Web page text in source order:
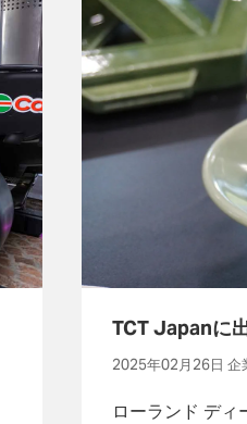
TCT Japanに
2025年02月26日 企
ローランド デ